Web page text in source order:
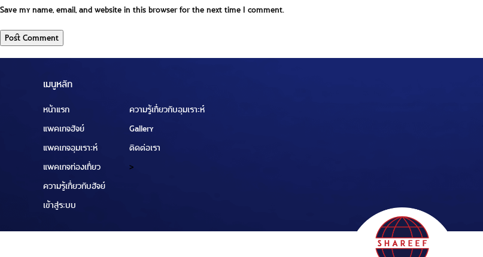
Save my name, email, and website in this browser for the next time I comment.
เมนูหลัก
หน้าแรก
แพคเกจฮัจย์
แพคเกจอุมเราะห์
แพคเกจท่องเที่ยว
ความรู้เกี่ยวกับฮัจย์
เข้าสู่ระบบ
ความรู้เกี่ยวกับอุมเราะห์
Gallery
ติดต่อเรา
>